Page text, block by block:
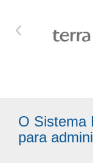
‹
O Sistema
para